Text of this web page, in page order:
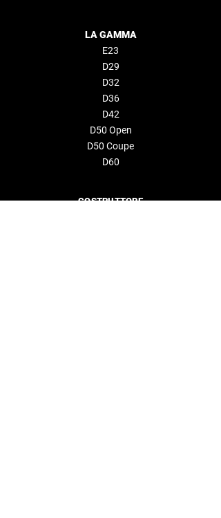
LA GAMMA
E23
D29
D32
D36
D42
D50 Open
D50 Coupe
D60
COSTRUTTORE